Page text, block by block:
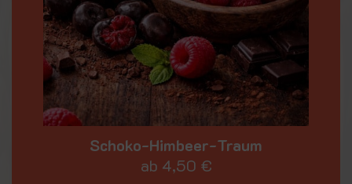
Schoko-Himbeer-Traum
ab 4,50 €